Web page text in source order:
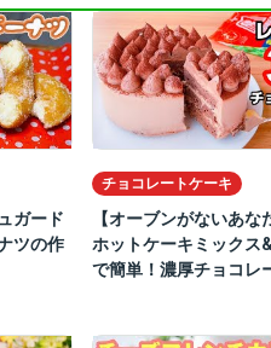
ガード
ツの作
チョコレートケーキ
【オーブンがないあな
ホットケーキミックス
で簡単！濃厚チョコレ